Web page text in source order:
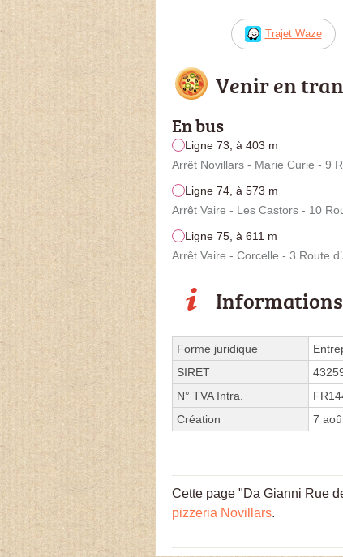
Trajet Waze
Venir en
En bus
Ligne 73, à 403 m
Arrêt Novillars - Marie Curie - 9
Ligne 74, à 573 m
Arrêt Vaire - Les Castors - 10
Ligne 75, à 611 m
Arrêt Vaire - Corcelle - 3 Route
Informations
Forme juridique
SIRET
N° TVA Intra.
Création
7
Cette page "Da Gianni Rue
pizzeria Novillars.